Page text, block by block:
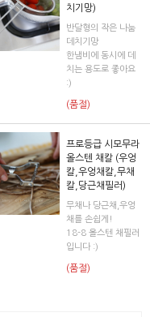
치기망)
반달형의 작은 나눔
데치기망
한냄비에 동시에 데
치는 용도로 좋아요
:)
(품절)
프로등급 시모무라
올스텐 채칼 (우엉
칼,우엉채칼,무채
칼,당근채필러)
무채나 당근채,우엉
채를 손쉽게!
18-8 올스텐 채필러
입니다 :)
(품절)